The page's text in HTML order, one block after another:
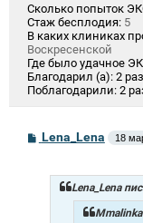
Сколько попыток
Стаж бесплодия: 5
В каких клиниках
Воскресенской
Где было удачное
Благодарил (а): 2
Поблагодарили: 2
СLena_Lena 18
Lena_Lena